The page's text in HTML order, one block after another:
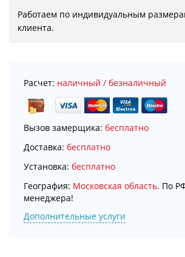
Работаем по индивидуальным
клиента.
Расчет: наличный / безналичный
Вызов замерщика: бесплатно
Доставка: бесплатно
Установка: бесплатно
География: Московская область. По
менеджера!
Дополнительные услуги